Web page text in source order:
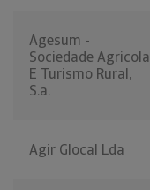
Agesum -
Sociedade Agricola
E Turismo Rural,
S.a.
Agir Glocal Lda